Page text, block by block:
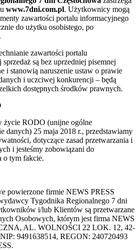
www.7dni.com.pl. Użytkownicy mogą
zawartości portalu informacyjnego
do użytku osobistego, po
zawartości portalu
sprzedaż są bez uprzedniej pisemnej
i stanowią naruszenie ustaw o prawie
i uczciwej konkurencji – będą
dostępnych środków prawnych.
życie RODO (unijne ogólne
danych) 25 maja 2018 r., przedstawiamy
dotyczące zasad przetwarzania i
i jesteśmy zobowiązani do
o tym fakcie.
powierzone firmie NEWS PRESS
Tygodnika Regionalnego 7 dni
i/lub Klientów są przetwarzane
Osobowych, którym jest firma NEWS
AL. WOLNOŚCI 22 LOK. 12, 42-
9491638514, REGON: 240720493